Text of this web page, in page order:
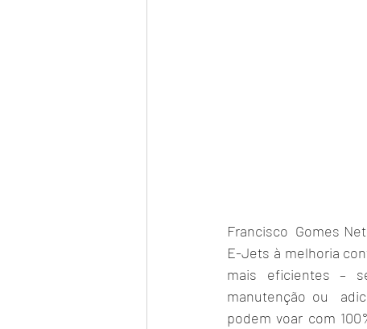
Francisco  Gomes
E-Jets à melhoria
mais eficientes –
manutenção ou
podem voar com